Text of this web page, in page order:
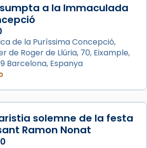
27 de juliol, ha tingut lloc la
de gràcies en agraïment al
de la visita apostòlica
XIV a Barcelona, i als
Barcelona, el cardenal Joan
ha presidit la missa i l’ha
bisbe auxiliar de Barcelona,
a la Immaculada
de la Puríssima Concepció,
de Roger de Llúria, 70, Eixample,
Barcelona, Espanya
solemne de la festa
Ramon Nonat